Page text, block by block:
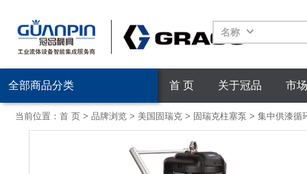
名称
首 页 关于冠品 市
全部商品分类
当前位置： 首 页> 品牌浏览> 美国固瑞克> 固瑞克柱塞泵 > 集中供漆循